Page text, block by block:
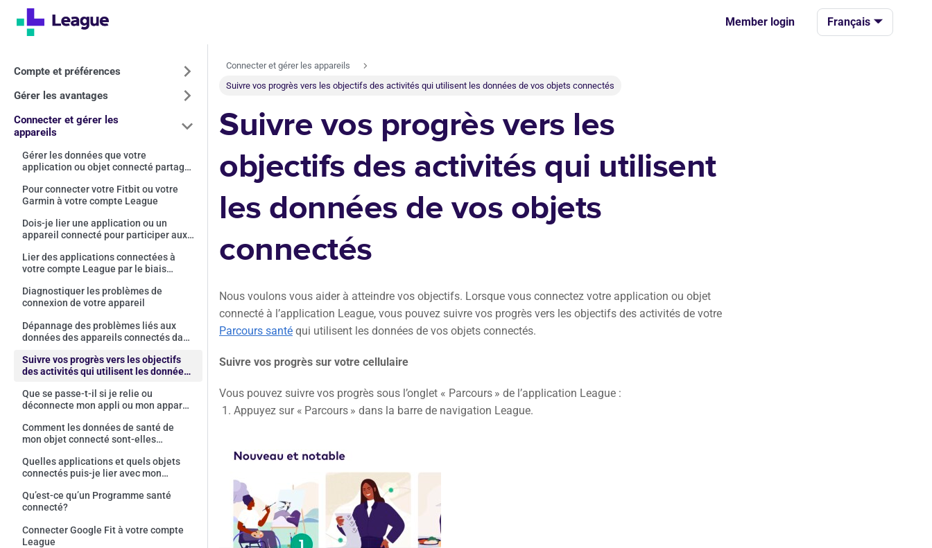
Member login Français
Compte et préférences
Gérer les avantages
Connecter et gérer les
appareils
Gérer les données que votre
application ou objet connecté partage
Pour connecter votre Fitbit ou votre
Garmin à votre compte League
Dois-je lier une application ou un
appareil connecté pour participer aux
Lier des applications connectées à
votre compte League par le biais
Diagnostiquer les problèmes de
connexion de votre appareil
Dépannage des problèmes liés aux
données des appareils connectés dans
Suivre vos progrès vers les objectifs
des activités qui utilisent les données
Que se passe-t-il si je relie ou
déconnecte mon appli ou mon appareil
Programme santé connecté?
Comment les données de santé de
mon objet connecté sont-elles
Quelles applications et quels objets
connectés puis-je lier avec mon
Qu’est-ce qu’un Programme santé
connecté?
Connecter Google Fit à votre compte
League
Connecter et gérer les appareils
Suivre vos progrès vers les objectifs des activités qui utilisent les données de vos objets connectés
Suivre vos progrès vers les
objectifs des activités qui utilisent
les données de vos objets
connectés
Nous voulons vous aider à atteindre vos objectifs. Lorsque vous connectez votre application ou objet
connecté à l’application League, vous pouvez suivre vos progrès vers les objectifs des activités de votre
Parcours santé qui utilisent les données de vos objets connectés.
Suivre vos progrès sur votre cellulaire
Vous pouvez suivre vos progrès sous l’onglet « Parcours » de l’application League :
1. Appuyez sur « Parcours » dans la barre de navigation League.